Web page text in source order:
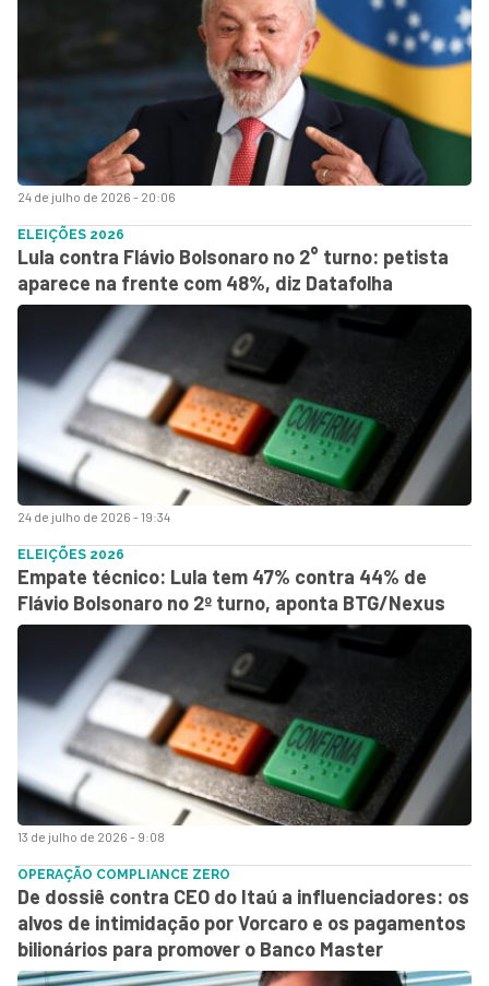
24 de julho de 2026 - 20:06
24 de julho de 2026 - 19:34
ELEIÇÕES 2026
Lula contra Flávio Bolsonaro no 2° turno: petista
aparece na frente com 48%, diz Datafolha
13 de julho de 2026 - 9:08
ELEIÇÕES 2026
Empate técnico: Lula tem 47% contra 44% de
Flávio Bolsonaro no 2º turno, aponta BTG/Nexus
OPERAÇÃO COMPLIANCE ZERO
De dossiê contra CEO do Itaú a influenciadores: os
alvos de intimidação por Vorcaro e os pagamentos
bilionários para promover o Banco Master